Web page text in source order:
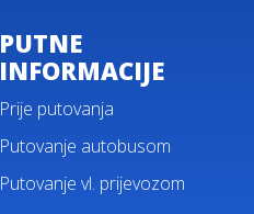
PUTNE
INFORMACIJE
Prije putovanja
Putovanje autobusom
Putovanje vl. prijevozom